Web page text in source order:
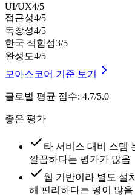
UI/UX4/5
접근성4/5
독창성4/5
한국 적합성3/5
완성도4/5
모아스코어 기준 보기
글로벌 평균 점수: 4.7/5.0
좋은 평가
타 서비스 대비 스템
깔끔하다는 평가가 많음
웹 기반이라 별도 설
해 편리하다는 평이 많음